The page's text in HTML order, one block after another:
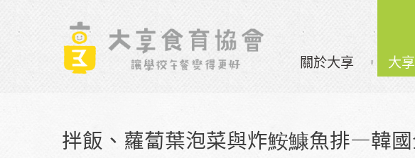
關於大享 大
拌飯、蘿蔔葉泡菜與炸鮟鱇魚排—韓